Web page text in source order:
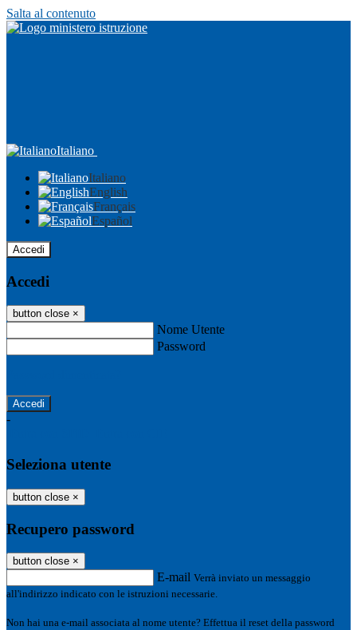
Salta al contenuto
Italiano
Italiano
English
Français
Español
Accedi
Accedi
button close ×
Nome Utente
Password
-
Seleziona utente
button close ×
Recupero password
button close ×
E-mail Verrà inviato un messaggio
all'indirizzo indicato con le istruzioni necessarie.
Non hai una e-mail associata al nome utente? Effettua il reset della password